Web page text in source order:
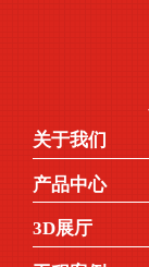
关于我们
产品中心
3D展厅